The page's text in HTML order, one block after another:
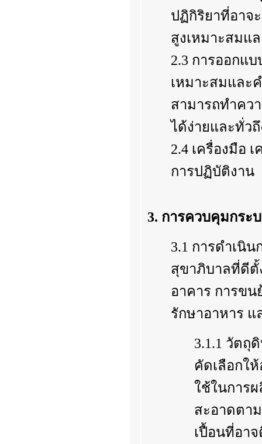
ปฏิกิริยาที่อาจ
สูงเหมาะสมแ
2.3 การออกแ
เหมาะสมและ
สามารถทำคว
ได้ง่ายและทั่ว
2.4 เครื่องมือ
การปฏิบัติงาน
3. การควบคุมกระ
3.1 การดำเนิ
สุขาภิบาลที่ดีตั้
อาคาร การขน
รักษาอาหาร แ
3.1.1 วัตถุ
คัดเลือกใ
ใช้ในการ
สะอาดตา
เปื้อนที่อา